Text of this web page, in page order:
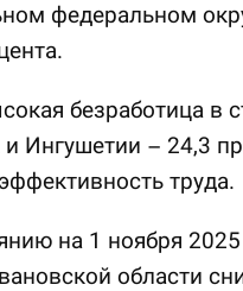
федеральном
безработица в
и Ингушетии – 24,3
труда.
на 1 ноября
области